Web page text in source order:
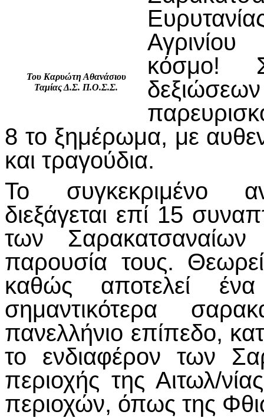
Του Καρυώτη Αθανάσιου
Ταμίας Δ.Σ. Π.Ο.Σ.Σ.
κόσμο!
8 το ξημέρωμα, με
και τραγούδια.
Το συγκεκριμένο
διεξάγεται επί 15
των Σαρακατσαναίων
παρουσία τους.
καθώς αποτελεί
σημαντικότερα
πανελλήνιο επίπεδο,
το ενδιαφέρον των
περιοχής της Αιτωλ/
περιοχών, όπως της